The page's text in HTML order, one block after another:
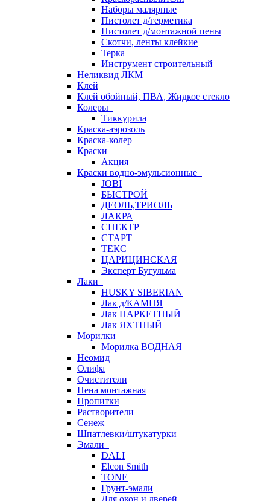
Наборы малярные
Пистолет д/герметика
Пистолет д/монтажной пены
Скотчи, ленты клейкие
Терка
Инструмент строительный
Неликвид ЛКМ
Клей
Клей обойный, ПВА, Жидкое стекло
Колеры
Тиккурила
Краска-аэрозоль
Краска-колер
Краски
Акция
Краски водно-эмульсионные
JOBI
БЫСТРОЙ
ДЕОЛЬ,ТРИОЛЬ
ЛАКРА
СПЕКТР
СТАРТ
ТЕКС
ЦАРИЦИНСКАЯ
Эксперт Бугульма
Лаки
HUSKY SIBERIAN
Лак д/КАМНЯ
Лак ПАРКЕТНЫЙ
Лак ЯХТНЫЙ
Морилки
Морилка ВОДНАЯ
Неомид
Олифа
Очистители
Пена монтажная
Пропитки
Растворители
Сенеж
Шпатлевки/штукатурки
Эмали
DALI
Elcon Smith
TONE
Грунт-эмали
Для окон и дверей